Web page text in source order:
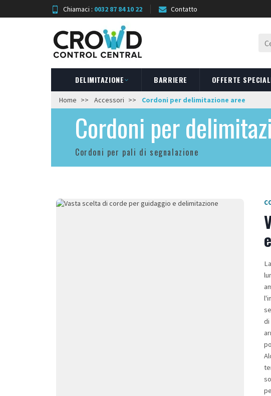
Chiamaci : 0032 87 84 10 22 Contatto
DELIMITAZIONE BARRIERE OFFERTE
Home Accessori Cordoni per delimitazione aree
Cordoni per
Cordoni per pali di segnalazione
di